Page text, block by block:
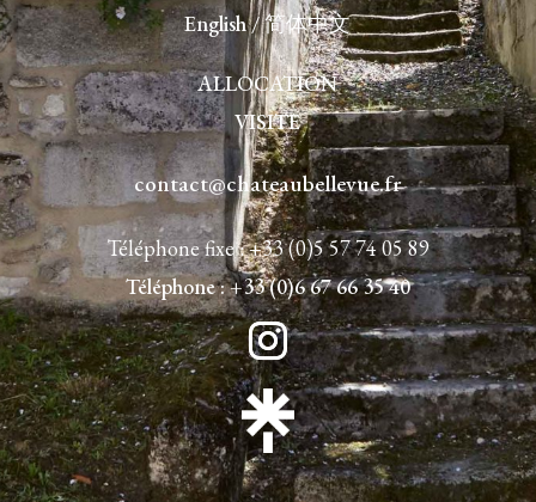
English/简体中文
ALLOCATION
VISITE
contact@chateaubellevue.fr
Téléphone fixe :+33 (0)5 57 74 05 89
Téléphone :+33 (0)6 67 66 35 40